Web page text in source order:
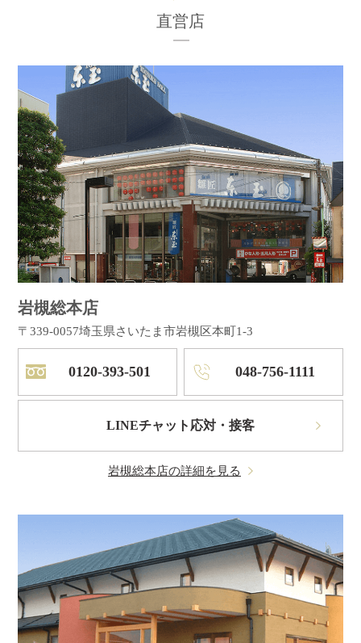
直営店
岩槻総本店
〒339-0057埼玉県さいたま市岩槻区本町1-3
0120-393-501 048-756-1111
LINEチャット応対・接客
岩槻総本店の詳細を見る